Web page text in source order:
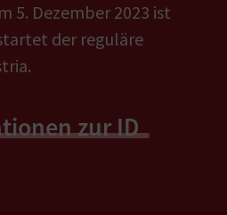
5. Dezember 2023 ist
der reguläre
zur ID